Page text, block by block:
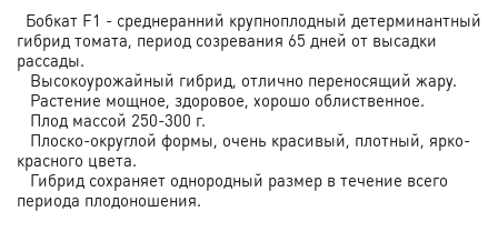
Бобкат F1 - среднеранний крупноплодный детерминантный
гибрид томата, период созревания 65 дней от высадки
рассады.
Высокоурожайный гибрид, отлично переносящий жару.
Растение мощное, здоровое, хорошо облиственное.
Плод массой 250-300 г.
Плоско-округлой формы, очень красивый, плотный, ярко-
красного цвета.
Гибрид сохраняет однородный размер в течение всего
периода плодоношения.